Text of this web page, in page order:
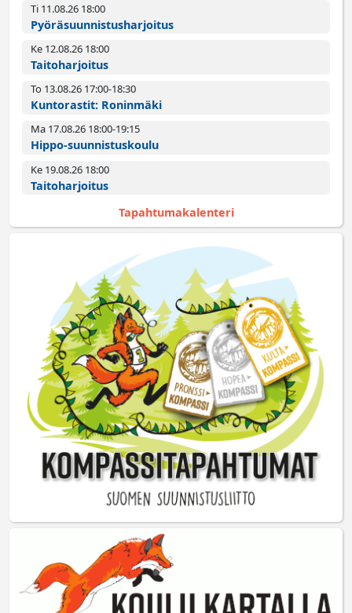
Ti 11.08.26 18:00­
Pyörä­suunnistus­harjoitus
Ke 12.08.26 18:00­
Taitoharjoitus
To 13.08.26 17:00­-18:30
Kuntorastit: Roninmäki
Ma 17.08.26 18:00­-19:15
Hippo-suunnistuskoulu
Ke 19.08.26 18:00­
Taitoharjoitus
Tapahtumakalenteri